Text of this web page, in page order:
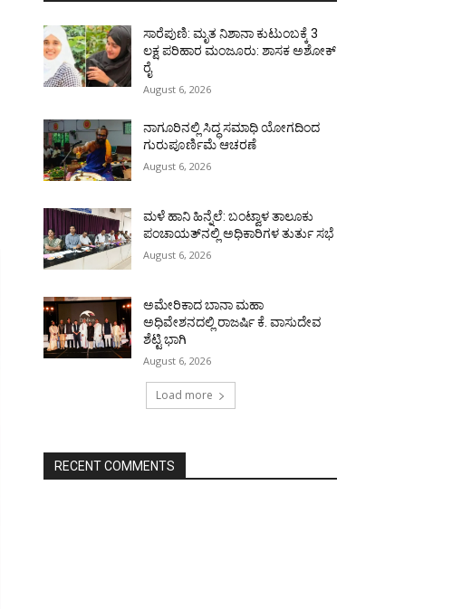
ಸಾರೆಪುಣಿ: ಮೃತ ನಿಶಾನಾ ಕುಟುಂಬಕ್ಕೆ 3
ಲಕ್ಷ ಪರಿಹಾರ ಮಂಜೂರು: ಶಾಸಕ ಅಶೋಕ್
ರೈ
August 6, 2026
ನಾಗೂರಿನಲ್ಲಿ ಸಿದ್ಧ ಸಮಾಧಿ ಯೋಗದಿಂದ
ಗುರುಪೂರ್ಣಿಮೆ ಆಚರಣೆ
August 6, 2026
ಮಳೆ ಹಾನಿ ಹಿನ್ನೆಲೆ: ಬಂಟ್ವಾಳ ತಾಲೂಕು
ಪಂಚಾಯತ್‌ನಲ್ಲಿ ಅಧಿಕಾರಿಗಳ ತುರ್ತು ಸಭೆ
August 6, 2026
ಅಮೇರಿಕಾದ ಬಾನಾ ಮಹಾ
ಅಧಿವೇಶನದಲ್ಲಿ ರಾಜರ್ಷಿ ಕೆ. ವಾಸುದೇವ
ಶೆಟ್ಟಿ ಭಾಗಿ
August 6, 2026
Load more
RECENT COMMENTS